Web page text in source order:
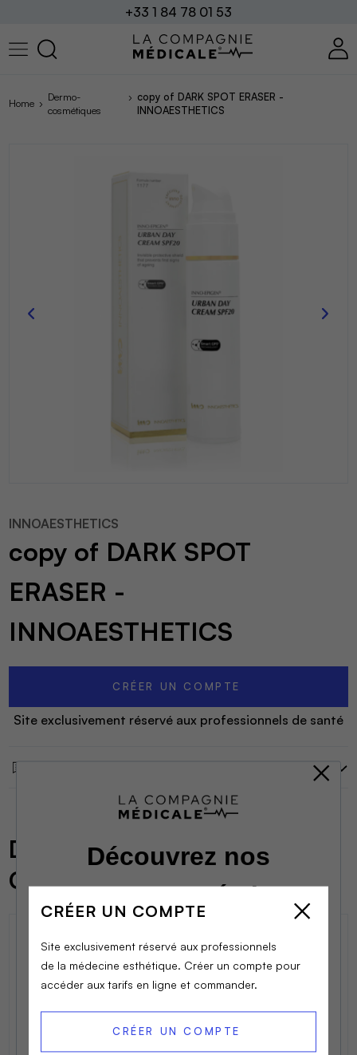
+33 1 84 78 01 53
Home
Dermo-
cosmétiques
copy of DARK SPOT ERASER -
INNOAESTHETICS
INNOAESTHETICS
copy of DARK SPOT
ERASER -
INNOAESTHETICS
CRÉER UN COMPTE
Site exclusivement réservé aux professionnels de santé
DANS LA MÊME
CATÉGORIE
CRÉER UN COMPTE
Site exclusivement réservé aux professionnels
de la médecine esthétique. Créer un compte pour
accéder aux tarifs en ligne et commander.
CRÉER UN COMPTE